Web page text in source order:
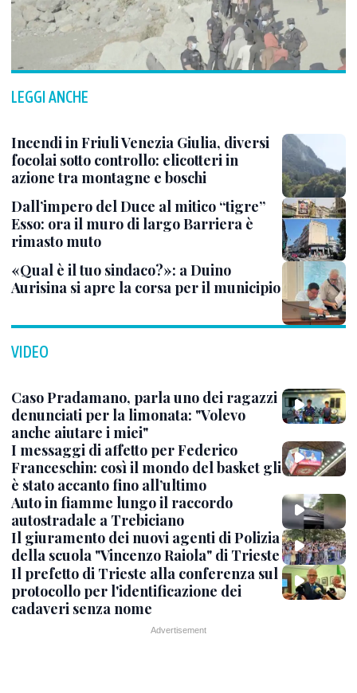
LEGGI ANCHE
Incendi in Friuli Venezia Giulia, diversi
focolai sotto controllo: elicotteri in
azione tra montagne e boschi
Dall’impero del Duce al mitico “tigre”
Esso: ora il muro di largo Barriera è
rimasto muto
«Qual è il tuo sindaco?»: a Duino
Aurisina si apre la corsa per il municipio
VIDEO
Caso Pradamano, parla uno dei ragazzi
denunciati per la limonata: "Volevo
anche aiutare i miei"
I messaggi di affetto per Federico
Franceschin: così il mondo del basket gli
è stato accanto fino all’ultimo
Auto in fiamme lungo il raccordo
autostradale a Trebiciano
Il giuramento dei nuovi agenti di Polizia
della scuola "Vincenzo Raiola" di Trieste
Il prefetto di Trieste alla conferenza sul
protocollo per l'identificazione dei
cadaveri senza nome